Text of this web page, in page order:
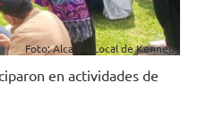
Foto: Alcaldía Local de Kennedy
en actividades de